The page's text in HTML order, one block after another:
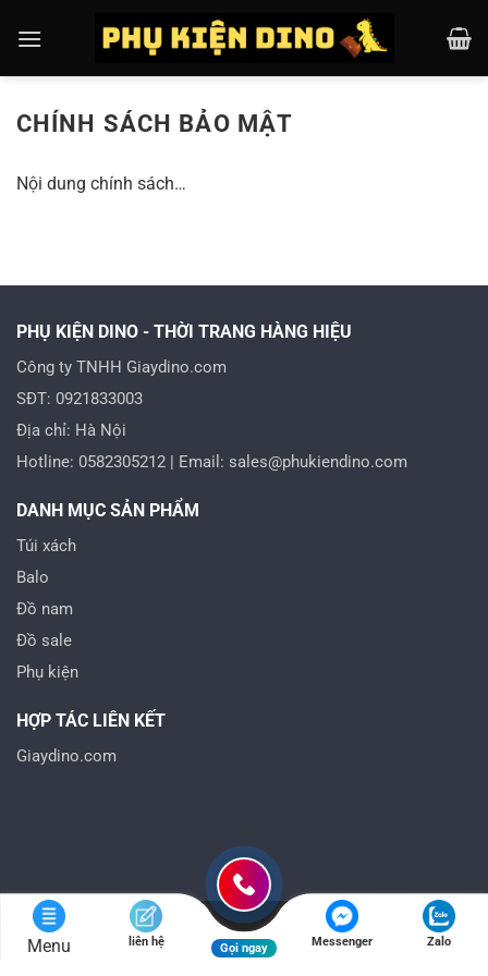
đến
CHÍNH SÁCH BẢO MẬT
Nội dung chính sách…
PHỤ KIỆN DINO - THỜI TRANG HÀNG HIỆU
Công ty TNHH Giaydino.com
SĐT: 0921833003
Địa chỉ: Hà Nội
Hotline: 0582305212 | Email: sales@phukiendino.com
DANH MỤC SẢN PHẨM
Túi xách
Balo
Đồ nam
Đồ sale
Phụ kiện
HỢP TÁC LIÊN KẾT
Giaydino.com
Menu liên hệ Gọi ngay Messenger Zalo